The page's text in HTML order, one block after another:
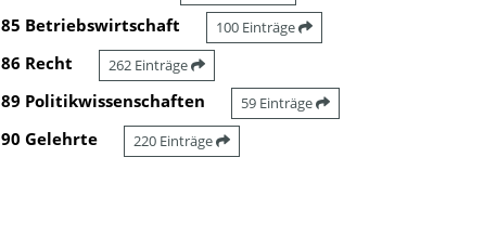
85 Betriebswirtschaft 100 Einträge
86 Recht 262 Einträge
89 Politikwissenschaften 59 Einträge
90 Gelehrte 220 Einträge